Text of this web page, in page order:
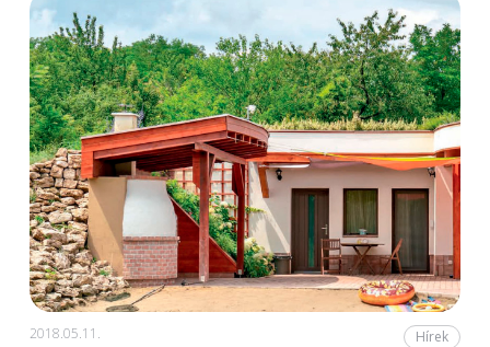
2018.05.11. Hírek